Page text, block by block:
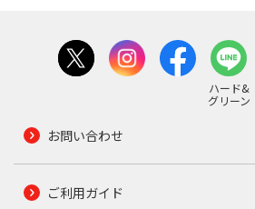
ハード&
グリーン
お問い合わせ
ご利用ガイド